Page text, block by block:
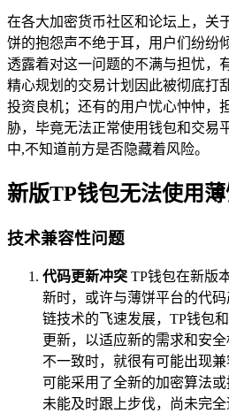
在各大加密货币社区和论坛上，关
饼的抱怨声不绝于耳，用户们纷纷
透露着对这一问题的不满与担忧，
精心规划的交易计划因此被彻底打
投资良机；还有的用户忧心忡忡，
胁，毕竟无法正常使用钱包和交易
中,不知道前方是否隐藏着风险。
新版TP钱包无法使用
技术兼容性问题
代码更新冲突 TP钱包在新版
新时，或许与薄饼平台的代
链技术的飞速发展，TP钱包
更新，以适应新的需求和安
不一致时，就很有可能出现
可能采用了全新的加密算法
未能及时跟上步伐，尚未完